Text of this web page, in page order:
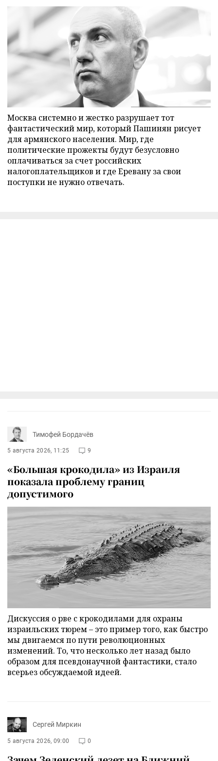
Москва системно и жестко разрушает тот
фантастический мир, который Пашинян рисует
для армянского населения. Мир, где
политические прожекты будут безусловно
оплачиваться за счет российских
налогоплательщиков и где Еревану за свои
поступки не нужно отвечать.
Тимофей Бордачёв
5 августа 2026, 11:25 9
«Большая крокодила» из Израиля
показала проблему границ
допустимого
Дискуссия о рве с крокодилами для охраны
израильских тюрем – это пример того, как быстро
мы двигаемся по пути революционных
изменений. То, что несколько лет назад было
образом для псевдонаучной фантастики, стало
всерьез обсуждаемой идеей.
Сергей Миркин
5 августа 2026, 09:00 0